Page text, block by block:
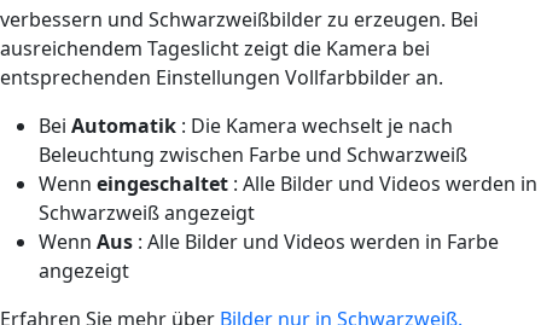
verbessern und Schwarzweißbilder zu erzeugen. Bei
ausreichendem Tageslicht zeigt die Kamera bei
entsprechenden Einstellungen Vollfarbbilder an.
Bei Automatik : Die Kamera wechselt je nach
Beleuchtung zwischen Farbe und Schwarzweiß
Wenn eingeschaltet : Alle Bilder und Videos werden in
Schwarzweiß angezeigt
Wenn Aus : Alle Bilder und Videos werden in Farbe
angezeigt
Erfahren Sie mehr über Bilder nur in Schwarzweiß.